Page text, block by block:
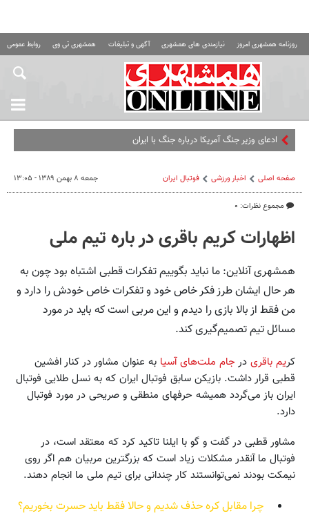
روزنامه همشهری امروز نیازمندی های همشهری آگهی و تبلیغات همشهری تی وی روابط عمومی
ادعای وزیر جنگ آمریکا درباره جنگ با ایران
صفحه اصلی اخبار ورزشی فوتبال ايران
مجموع نظرات: ۰
جمعه ۸ بهمن ۱۳۸۹ - ۱۳:۰۵
اظهارات کریم باقری در باره تیم ملی
همشهری آنلاین: ما نباید بگوییم تفکرات قطبی اشتباه بود چون به
هر حال ایشان طرز فکر خاص خود و تفکرات خاص خودش را دارد و
من فقط از بالا بازی را دیدم و این مربی است که باید در مورد
مسائل تیم تصمیم‌گیری ‌کند.
کریم ‌باقری درجام ملت‌های آسیا به عنوان مشاور در کنار افشین
قطبی قرار داشت. بازیکن سابق فوتبال ایران که به نسل طلایی فوتبال
ایران باز می‌گردد همیشه حرفهای منطقی و صریحی در مورد فوتبال
دارد.
مشاور قطبی در گفت و گو با ایلنا تاکید کرد که معتقد است، در
فوتبال ما آنقدر مشکلات زیاد است که بزرگترین مربیان هم اگر روی
نیمکت بودند نمی‌توانستند کار چندانی برای تیم ملی ما انجام دهند.
چرا مقابل کره حذف شدیم و حالا فقط باید حسرت بخوریم؟